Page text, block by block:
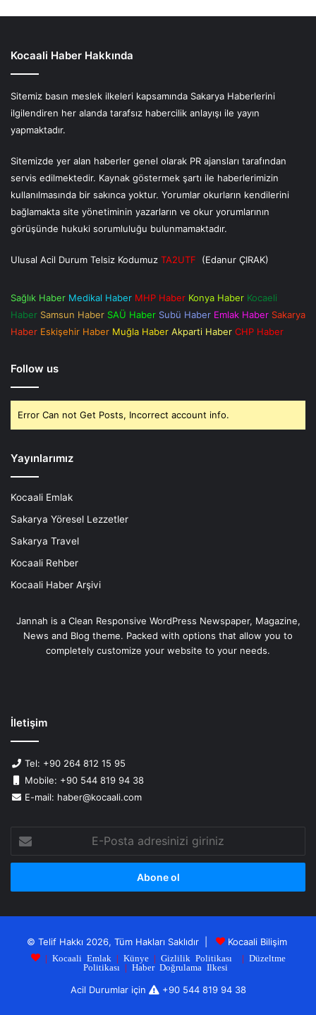
Kocaali Haber Hakkında
Sitemiz basın meslek ilkeleri kapsamında Sakarya Haberlerini
ilgilendiren her alanda tarafsız habercilik anlayışı ile yayın
yapmaktadır.
Sitemizde yer alan haberler genel olarak PR ajansları tarafından
servis edilmektedir. Kaynak göstermek şartı ile haberlerimizin
kullanılmasında bir sakınca yoktur. Yorumlar okurların kendilerini
bağlamakta site yönetiminin yazarların ve okur yorumlarının
görüşünde hukuki sorumluluğu bulunmamaktadır.
Ulusal Acil Durum Telsiz Kodumuz TA2UTF (Edanur ÇIRAK)
Sağlık Haber Medikal Haber MHP Haber Konya Haber Kocaeli
Haber Samsun Haber SAÜ Haber Subü Haber Emlak Haber Sakarya
Haber Eskişehir Haber Muğla Haber Akparti Haber CHP Haber
Follow us
Error Can not Get Posts, Incorrect account info.
Yayınlarımız
Kocaali Emlak
Sakarya Yöresel Lezzetler
Sakarya Travel
Kocaali Rehber
Kocaali Haber Arşivi
Jannah is a Clean Responsive WordPress Newspaper, Magazine,
News and Blog theme. Packed with options that allow you to
completely customize your website to your needs.
İletişim
Tel: +90 264 812 15 95
Mobile: +90 544 819 94 38
E-mail: haber@kocaali.com
Posta
adresinizi
© Telif Hakkı 2026, Tüm Hakları Saklıdır | Kocaali Bilişim
| Kocaali Emlak | Künye| Gizlilik Politikası | Düzeltme
Politikası | Haber Doğrulama Ilkesi
Acil Durumlar için +90 544 819 94 38